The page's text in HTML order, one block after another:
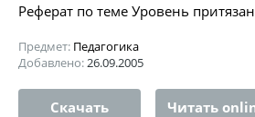
Реферат по теме Уровень
Предмет: Педагогика
Добавлено:26.09.2005
Скачать Читать